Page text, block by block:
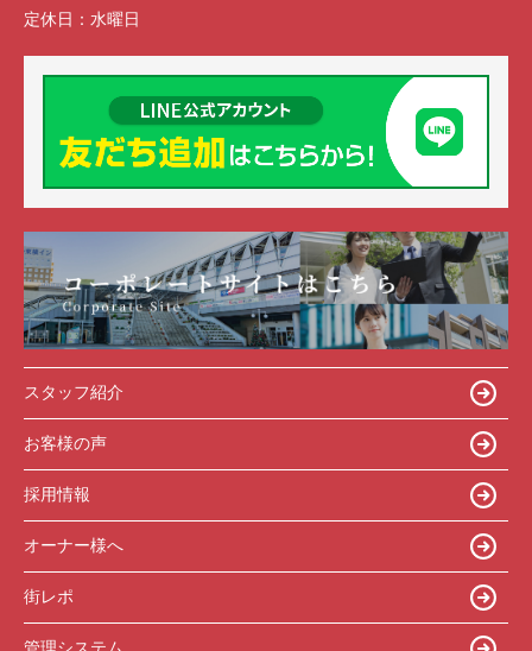
定休日： 水曜日
スタッフ紹介
お客様の声
採用情報
オーナー様へ
街レポ